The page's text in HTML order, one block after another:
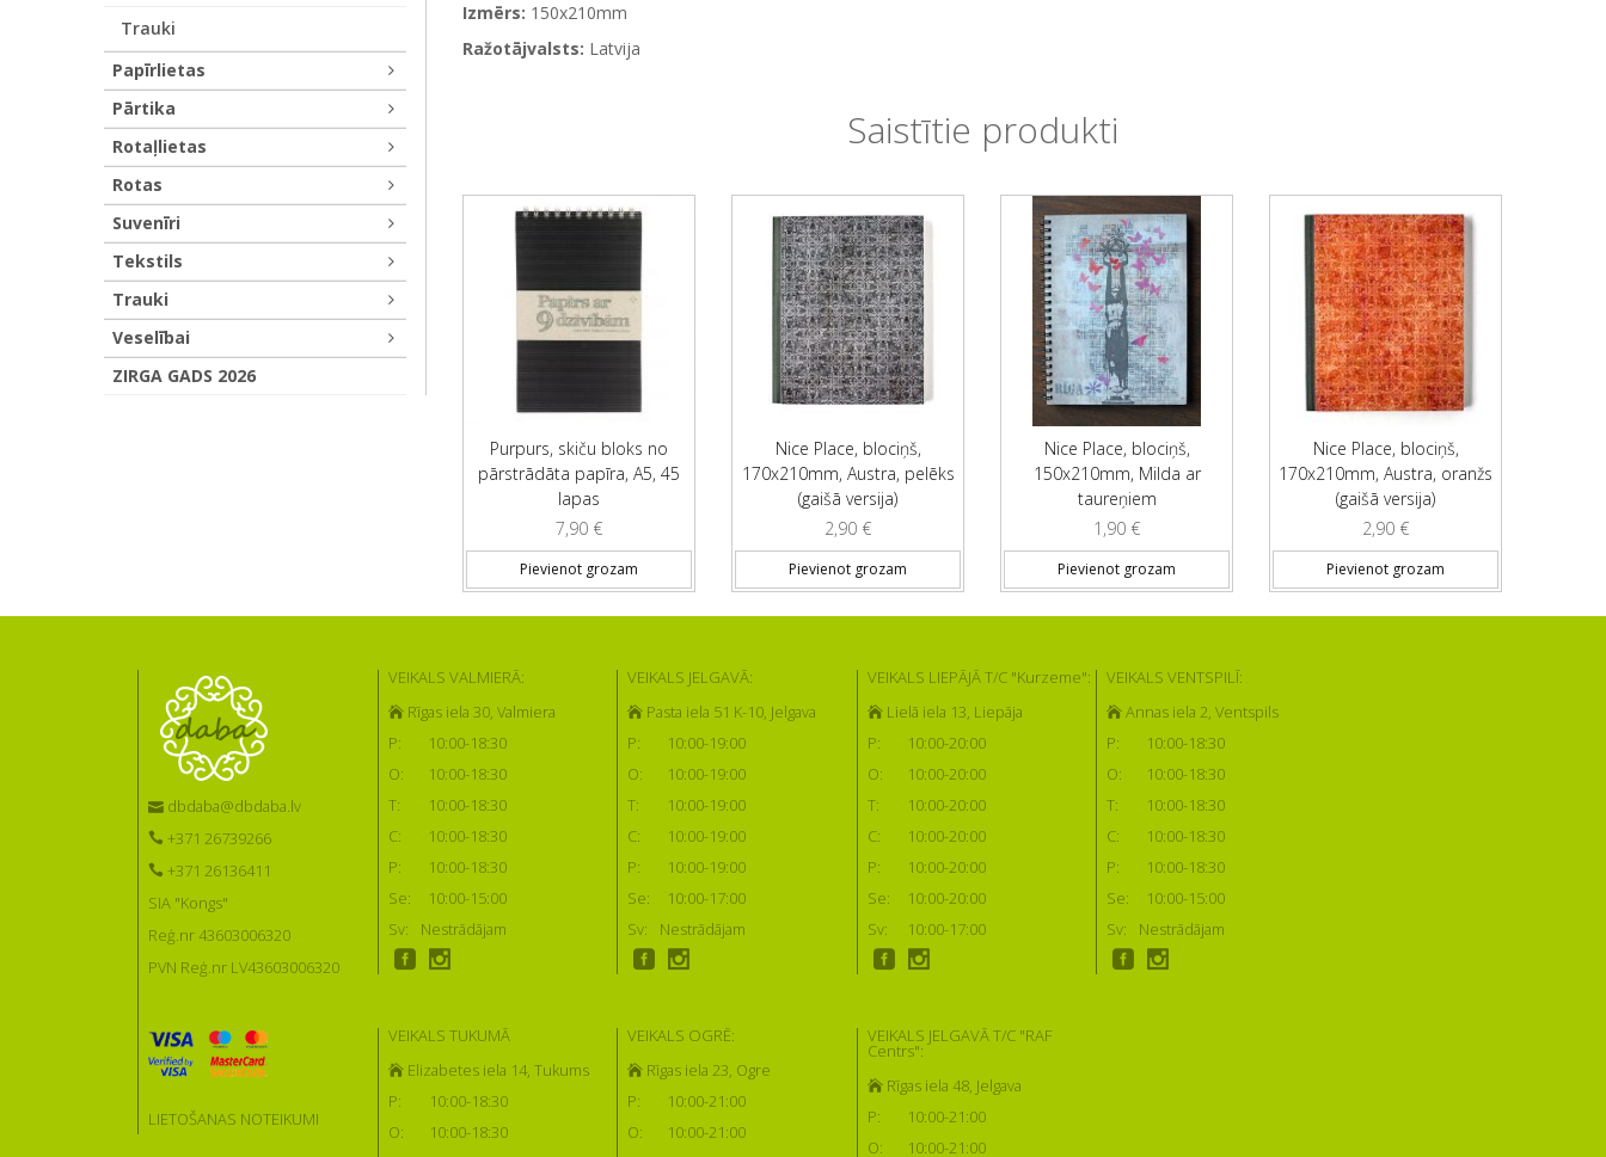
Izmērs: 150x210mm
Ražotājvalsts: Latvija
Saistītie produkti
Purpurs, skiču bloks no
pārstrādāta papīra, A5, 45
lapas
7,90 €
Pievienot grozam
Nice Place, blociņš,
170x210mm, Austra, pelēks
(gaišā versija)
2,90 €
Pievienot grozam
Nice Place, blociņš,
150x210mm, Milda ar
taureņiem
1,90 €
Pievienot grozam
Nice Place, blociņš,
170x210mm, Austra, oranžs
(gaišā versija)
2,90 €
Pievienot grozam
Trauki
Papīrlietas
Pārtika
Rotaļlietas
Rotas
Suvenīri
Tekstils
Trauki
Veselībai
ZIRGA GADS 2026
dbdaba@dbdaba.lv
+371 26739266
+371 26136411
SIA "Kongs"
Reģ.nr 43603006320
PVN Reģ.nr LV43603006320
LIETOŠANAS NOTEIKUMI
VEIKALS VALMIERĀ:
Rīgas iela 30, Valmiera
P:
10:00-18:30
O:
10:00-18:30
T:
10:00-18:30
C:
10:00-18:30
P:
10:00-18:30
Se:
10:00-15:00
Sv:
Nestrādājam
VEIKALS JELGAVĀ:
Pasta iela 51 K-10, Jelgava
P:
10:00-19:00
O:
10:00-19:00
T:
10:00-19:00
C:
10:00-19:00
P:
10:00-19:00
Se:
10:00-17:00
Sv:
Nestrādājam
VEIKALS LIEPĀJĀ T/C "Kurzeme":
Lielā iela 13, Liepāja
P:
10:00-20:00
O:
10:00-20:00
T:
10:00-20:00
C:
10:00-20:00
P:
10:00-20:00
Se:
10:00-20:00
Sv:
10:00-17:00
VEIKALS VENTSPILĪ:
Annas iela 2, Ventspils
P:
10:00-18:30
O:
10:00-18:30
T:
10:00-18:30
C:
10:00-18:30
P:
10:00-18:30
Se:
10:00-15:00
Sv:
Nestrādājam
VEIKALS TUKUMĀ
Elizabetes iela 14, Tukums
P:
10:00-18:30
O:
10:00-18:30
VEIKALS OGRĒ:
Rīgas iela 23, Ogre
P:
10:00-21:00
O:
10:00-21:00
VEIKALS JELGAVĀ T/C "RAF
Centrs":
Rīgas iela 48, Jelgava
P:
10:00-21:00
O:
10:00-21:00